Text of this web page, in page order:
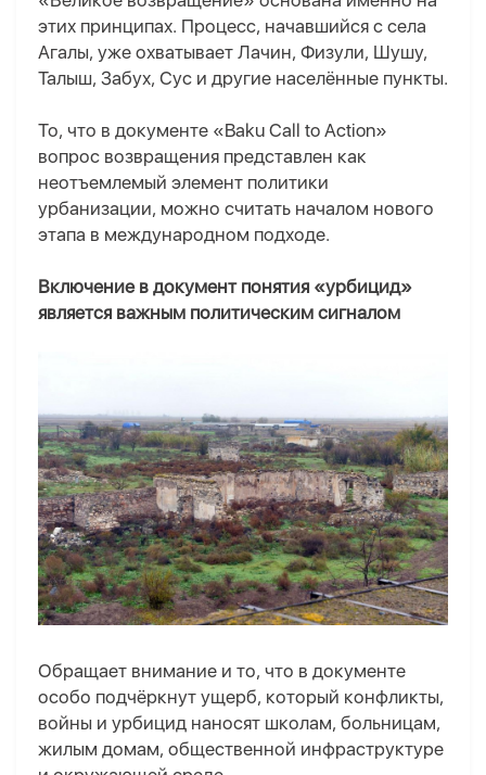
этих принципах. Процесс, начавшийся с села
Агалы, уже охватывает Лачин, Физули, Шушу,
Талыш, Забух, Сус и другие населённые пункты.
То, что в документе «Baku Call to Action»
вопрос возвращения представлен как
неотъемлемый элемент политики
урбанизации, можно считать началом нового
этапа в международном подходе.
Включение в документ понятия «урбицид»
является важным политическим сигналом
Обращает внимание и то, что в документе
особо подчёркнут ущерб, который конфликты,
войны и урбицид наносят школам, больницам,
жилым домам, общественной инфраструктуре